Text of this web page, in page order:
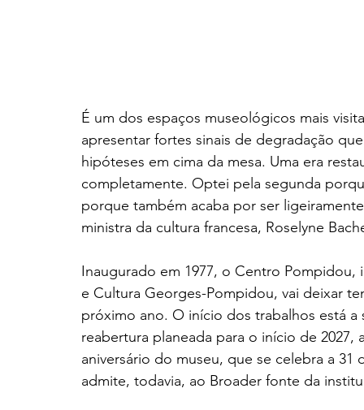
É um dos espaços museológicos mais
apresentar fortes sinais de degradação
hipóteses em cima da mesa. Uma era
completamente. Optei pela segunda
porque também acaba por ser
ministra da cultura francesa, Roselyne
Inaugurado em 1977, o Centro
e Cultura Georges-Pompidou, vai deixar
próximo ano. O início dos trabalhos está
reabertura planeada para o início de
aniversário do museu, que se celebra a
admite, todavia, ao Broader fonte da